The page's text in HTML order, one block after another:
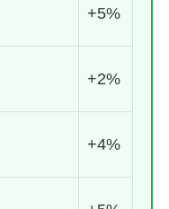
+5%
+2%
+4%